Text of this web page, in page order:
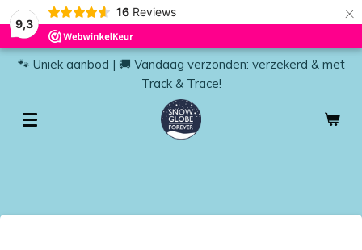
9,3
16 Reviews ×
🐾 Uniek aanbod | 🚚 Vandaag verzonden: verzekerd & met
Track & Trace!